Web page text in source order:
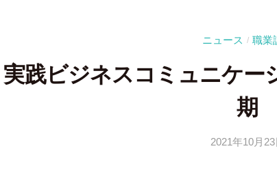
ニュース / 職業
実践ビジネスコミュニケー
期
2021年10月23